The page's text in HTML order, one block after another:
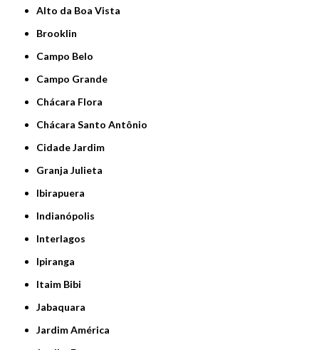
Alto da Boa Vista
Brooklin
Campo Belo
Campo Grande
Chácara Flora
Chácara Santo Antônio
Cidade Jardim
Granja Julieta
Ibirapuera
Indianópolis
Interlagos
Ipiranga
Itaim Bibi
Jabaquara
Jardim América